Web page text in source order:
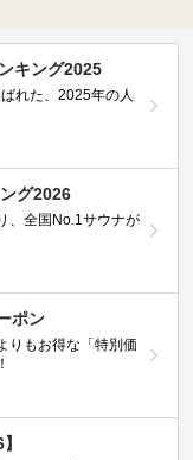
キング2025
れた、2025年の人
グ2026
、全国No.1サウナが
ポン
りもお得な「特別価